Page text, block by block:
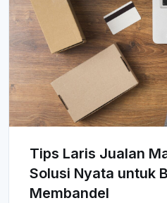
Tips Laris Jualan
Solusi Nyata untuk
Membandel